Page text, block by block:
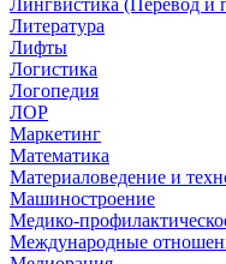
Литература
Лифты
Логистика
Логопедия
ЛОР
Маркетинг
Математика
Материаловедение и
Машиностроение
Медико-
Международные